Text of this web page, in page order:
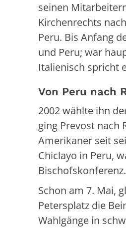
seinen
Kirchenrechts
Peru. Bis Anfang
und Peru; war
Italienisch spricht
Von Peru nach
2002 wählte ihn
ging Prevost nach
Amerikaner seit
Chiclayo in Peru,
Bischofskonferenz.
Schon am 7. Mai,
Petersplatz die
Wahlgänge in